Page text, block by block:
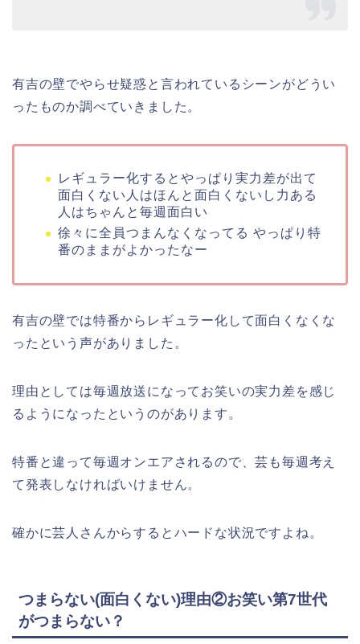
有吉の壁でやらせ疑惑と言われているシーンがどうい
ったものか調べていきました。
レギュラー化するとやっぱり実力差が出て
面白くない人はほんと面白くないし力ある
人はちゃんと毎週面白い
徐々に全員つまんなくなってる やっぱり特
番のままがよかったなー
有吉の壁では特番からレギュラー化して面白くなくな
ったという声がありました。
理由としては毎週放送になってお笑いの実力差を感じ
るようになったというのがあります。
特番と違って毎週オンエアされるので、芸も毎週考え
て発表しなければいけません。
確かに芸人さんからするとハードな状況ですよね。
つまらない(面白くない)理由②お笑い第7世代
がつまらない？